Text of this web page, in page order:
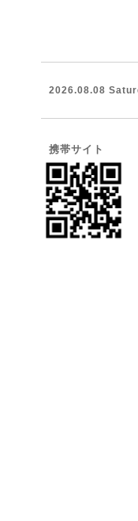
2026.08.08
携帯サイト